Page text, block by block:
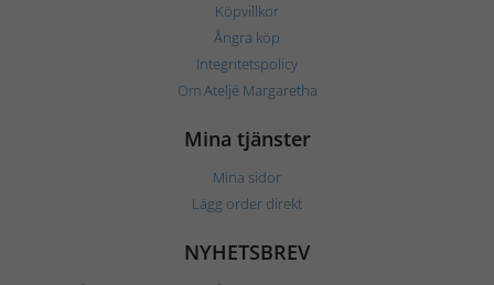
Köpvillkor
Ångra köp
Integritetspolicy
Om Ateljé Margaretha
Mina tjänster
Mina sidor
Lägg order direkt
NYHETSBREV